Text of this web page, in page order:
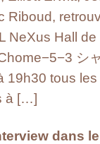
Riboud,
NeXus Hall
シ
19h30 tous
à […]
dans